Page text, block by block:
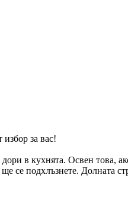
избор за вас!
дори в кухнята. Освен това,
се подхлъзнете. Долната